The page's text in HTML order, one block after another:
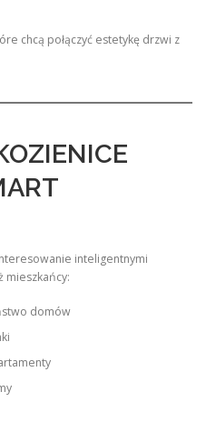
chcą połączyć estetykę drzwi z
inteligentnymi
mieszkańcy:
domów